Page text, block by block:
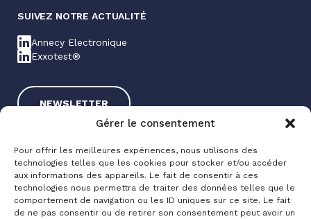
Gérer le consentement
Pour offrir les meilleures expériences, nous utilisons des
technologies telles que les cookies pour stocker et/ou accéder
aux informations des appareils. Le fait de consentir à ces
technologies nous permettra de traiter des données telles que le
comportement de navigation ou les ID uniques sur ce site. Le fait
de ne pas consentir ou de retirer son consentement peut avoir un
SUIVEZ NOTRE ACTUALITÉ
Annecy Electronique
Exxotest®
NEWSLETTER